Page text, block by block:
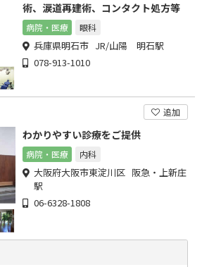
術、涙道再建術、コンタクト処方等
病院・医療 眼科
兵庫県明石市 JR/山陽 明石駅
078-913-1010
追加
わかりやすい診療をご提供
病院・医療 内科
大阪府大阪市東淀川区 阪急・上新庄
駅
06-6328-1808